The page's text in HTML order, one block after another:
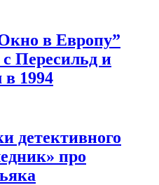
в Европу”
Пересильд и
в 1994
детективного
про